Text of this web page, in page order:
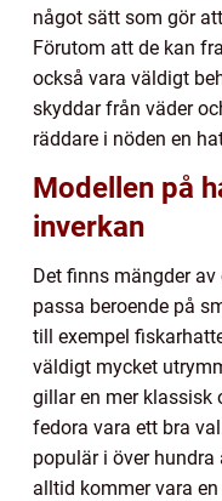
något sätt som gör
Förutom att de kan
också vara väldigt
skyddar från väder
räddare i nöden en
Modellen på
inverkan
Det finns mängder
passa beroende på
till exempel
väldigt mycket
gillar en mer klassisk
fedora vara ett bra
populär i över hundra
alltid kommer vara